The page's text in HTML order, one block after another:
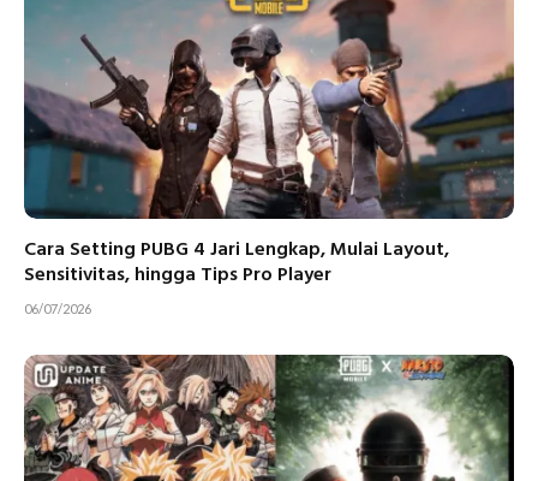
Cara Setting PUBG 4 Jari Lengkap, Mulai Layout,
Sensitivitas, hingga Tips Pro Player
06/07/2026